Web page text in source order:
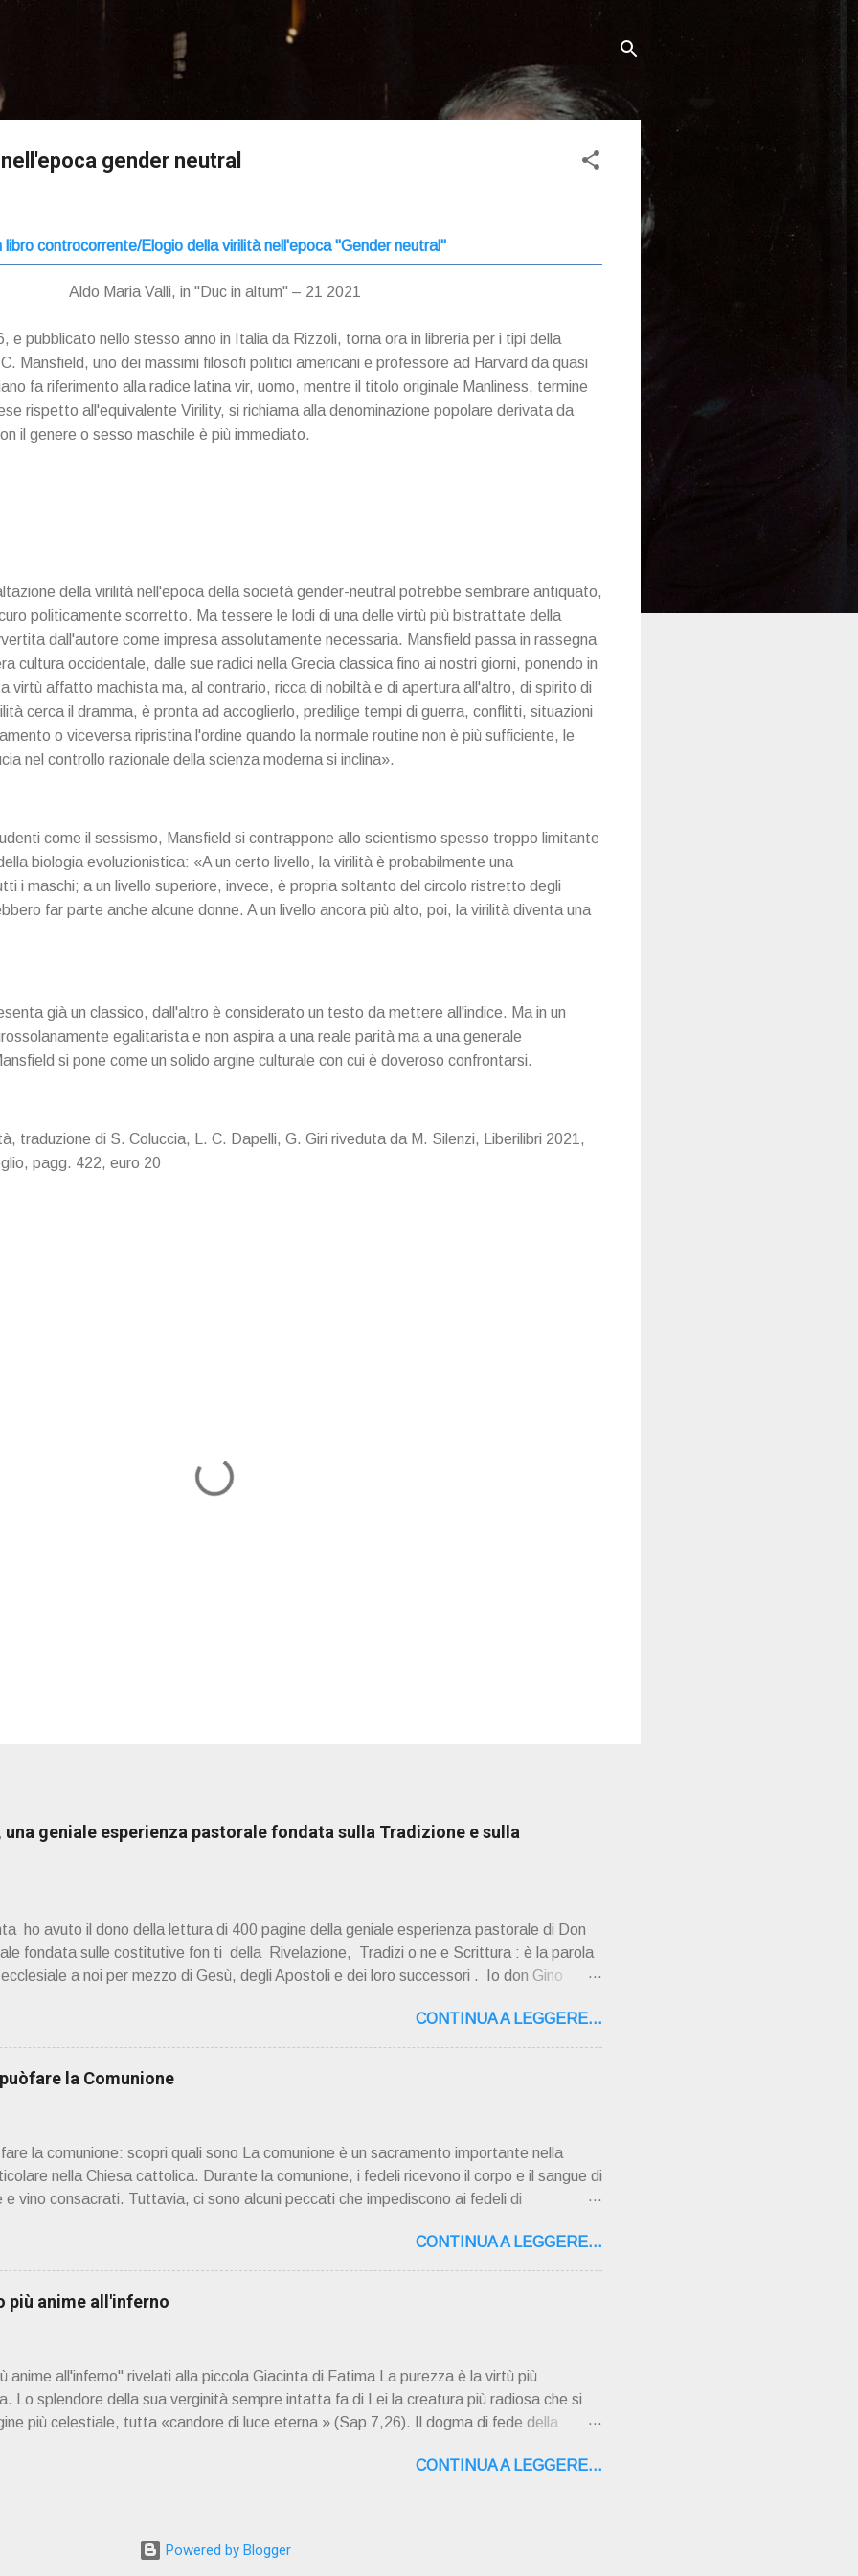
Passa ai contenuti principali
gender neutral
libro controcorrente/Elogio della virilità nell'epoca "Gender neutral"
Aldo Maria Valli, in "Duc in altum" – 21 2021
e pubblicato nello stesso anno in Italia da Rizzoli, torna ora in libreria per i tipi della
C. Mansfield, uno dei massimi filosofi politici americani e professore ad Harvard da quasi
fa riferimento alla radice latina vir, uomo, mentre il titolo originale Manliness, termine
rispetto all'equivalente Virility, si richiama alla denominazione popolare derivata da
il genere o sesso maschile è più immediato.
della virilità nell'epoca della società gender-neutral potrebbe sembrare antiquato,
politicamente scorretto. Ma tessere le lodi di una delle virtù più bistrattate della
dall'autore come impresa assolutamente necessaria. Mansfield passa in rassegna
cultura occidentale, dalle sue radici nella Grecia classica fino ai nostri giorni, ponendo in
virtù affatto machista ma, al contrario, ricca di nobiltà e di apertura all'altro, di spirito di
cerca il dramma, è pronta ad accoglierlo, predilige tempi di guerra, conflitti, situazioni
o viceversa ripristina l'ordine quando la normale routine non è più sufficiente, le
nel controllo razionale della scienza moderna si inclina».
come il sessismo, Mansfield si contrappone allo scientismo spesso troppo limitante
biologia evoluzionistica: «A un certo livello, la virilità è probabilmente una
i maschi; a un livello superiore, invece, è propria soltanto del circolo ristretto degli
far parte anche alcune donne. A un livello ancora più alto, poi, la virilità diventa una
già un classico, dall'altro è considerato un testo da mettere all'indice. Ma in un
egalitarista e non aspira a una reale parità ma a una generale
si pone come un solido argine culturale con cui è doveroso confrontarsi.
traduzione di S. Coluccia, L. C. Dapelli, G. Giri riveduta da M. Silenzi, Liberilibri 2021,
pagg. 422, euro 20
una geniale esperienza pastorale fondata sulla Tradizione e sulla
ho avuto il dono della lettura di 400 pagine della geniale esperienza pastorale di Don
fondata sulle costitutive fon ti della Rivelazione, Tradizi o ne e Scrittura : è la parola
a noi per mezzo di Gesù, degli Apostoli e dei loro successori . Io don Gino
Del suo volume " ERO "CURATO" …ora son "da curare" pubblico la sua "
Boninsegna , per ordinazioni Via San Giovanni Pupatoro,16 – 37134 Verona Tel.
8824 PRESENTAZIONE R icordo che qualche secolo fa … "secolo" fa, da giovane
libro di Georges Bernanos , " DIARIO DI UN CURATO DI CAMPAGNA ". È ispira...
CONTINUA A LEGGERE...
la Comunione
la comunione: scopri quali sono La comunione è un sacramento importante nella
nella Chiesa cattolica. Durante la comunione, i fedeli ricevono il corpo e il sangue di
vino consacrati. Tuttavia, ci sono alcuni peccati che impediscono ai fedeli di
ricevere la comunione nuovamente. 📖 Indice dei contenuti Peccati gravi o mortali
Occultismo Peccati gravi o mortali I peccati gravi o mortali sono azioni che vanno
in modo grave e deliberato. Questi peccati sono considerati gravi perché danneggiano
gli altri. Quando una persona commette un peccato grave, si separa dalla grazia di Dio e
alla vita sacramentale della Chiesa. La Chiesa cattolica insegn...
CONTINUA A LEGGERE...
più anime all'inferno
anime all'inferno" rivelati alla piccola Giacinta di Fatima La purezza è la virtù più
Lo splendore della sua verginità sempre intatta fa di Lei la creatura più radiosa che si
più celestiale, tutta «candore di luce eterna » (Sap 7,26). Il dogma di fede della
Maternità verginale della Madonna: questi tre dogmi investono l'Immacolata di uno
(Ap 14,4) nel tempo e nell'eternità. E se ci sono stati e ci sono ancora dei mentecatti,
CONTINUA A LEGGERE...
Powered by Blogger